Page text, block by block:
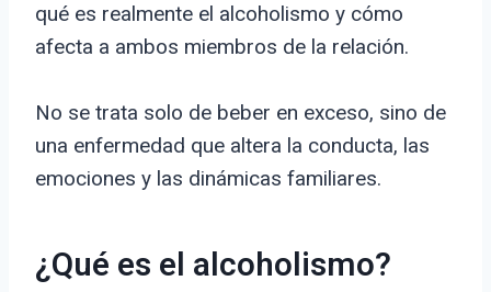
qué es realmente el alcoholismo y cómo
afecta a ambos miembros de la relación.
No se trata solo de beber en exceso, sino de
una enfermedad que altera la conducta, las
emociones y las dinámicas familiares.
¿Qué es el alcoholismo?